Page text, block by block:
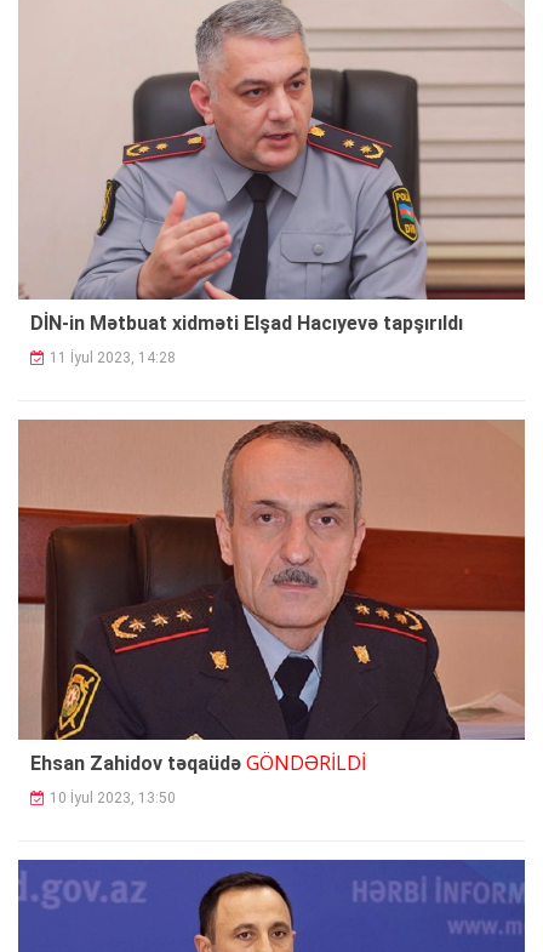
DİN-in Mətbuat xidməti Elşad Hacıyevə tapşırıldı
11 İyul 2023, 14:28
Ehsan Zahidov təqaüdə GÖNDƏRİLDİ
10 İyul 2023, 13:50